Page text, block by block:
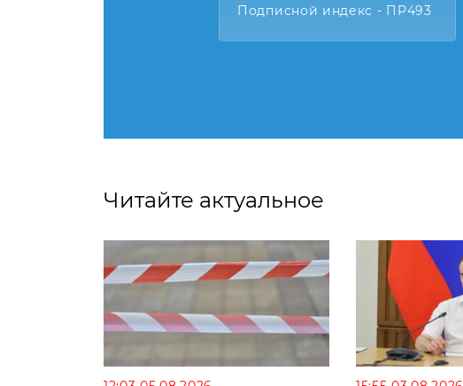
Подписной индекс - ПР493
Читайте актуальное